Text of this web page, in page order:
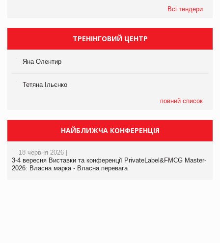
Всі тендери
ТРЕНІНГОВИЙ ЦЕНТР
Яна Олентир
Тетяна Ільєнко
повний список
НАЙБЛИЖЧА КОНФЕРЕНЦІЯ
18 червня 2026 |
3-4 вересня Виставки та конференції PrivateLabel&FMCG Master-
2026: Власна марка - Власна перевага